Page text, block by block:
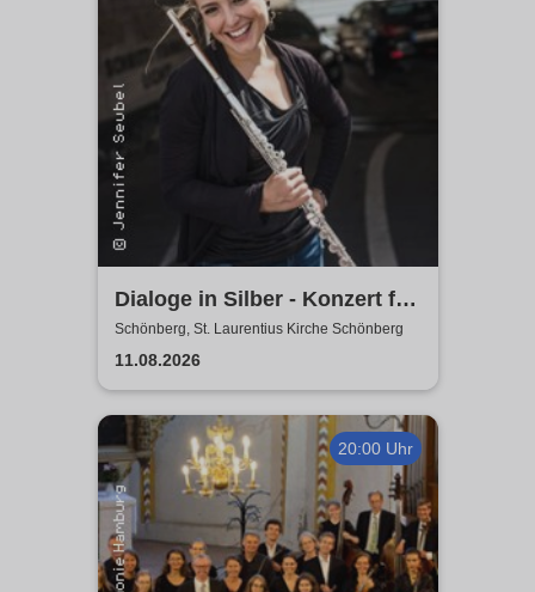
Dialoge in Silber - Konzert für
zwei Flöten
Schönberg, St. Laurentius Kirche Schönberg
11.08.2026
20:00 Uhr